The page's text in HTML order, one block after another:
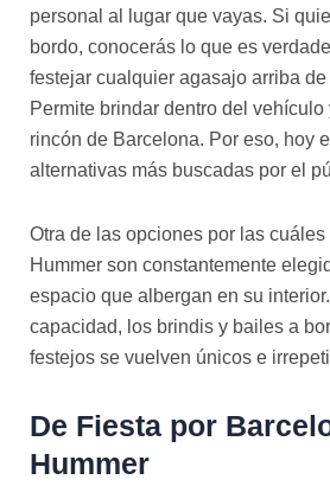
personal al lugar que vayas. Si
bordo, conocerás lo que es
festejar cualquier agasajo arriba
Permite brindar dentro del vehículo
rincón de Barcelona. Por eso, hoy
alternativas más buscadas por el
Otra de las opciones por las
Hummer son constantemente
espacio que albergan en su
capacidad, los brindis y bailes a
festejos se vuelven únicos e
De Fiesta por
Hummer